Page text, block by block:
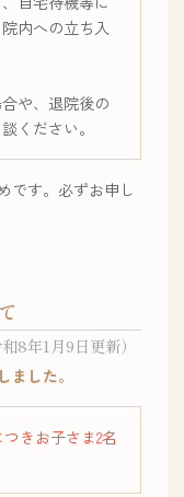
内への立ち入
や、退院後の
ください。
です。必ずお申し
和8年1月9日更新）
した。
きお子さま2名